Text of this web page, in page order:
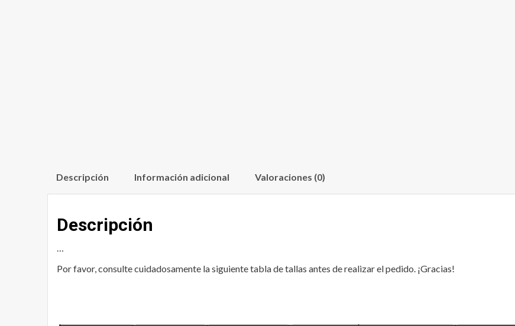
Descripción Información adicional Valoraciones (0)
Descripción
…
Por favor, consulte cuidadosamente la siguiente tabla de tallas antes de realizar el pedido. ¡Gracias!